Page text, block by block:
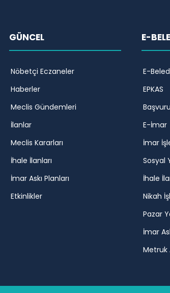
GÜNCEL
Nöbetçi Eczaneler
Haberler
Meclis Gündemleri
İlanlar
Meclis Kararları
İhale İlanları
İmar Askı Planları
Etkinlikler
E-
E-
EPKAS
E-İmar
İmar
Sosyal
İhale
Nikah
Pazar
İmar
Metruk